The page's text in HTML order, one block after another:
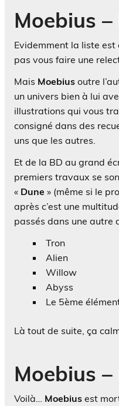
Moebius
Evidemment la liste est
pas vous faire une
Mais Moebius outre
un univers bien à lui
illustrations qui vous
consigné dans des
uns que les autres.
Et de la BD au grand
premiers travaux se
« Dune » (même si le
après c’est une
passés dans une autre
Tron
Alien
Willow
Abyss
Le 5ème
Là tout de suite, ça
Moebius
Voilà… Moebius est